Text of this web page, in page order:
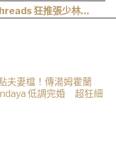
狂推張少林
夫妻檔！傳湯姆霍蘭
低調完婚 超狂細